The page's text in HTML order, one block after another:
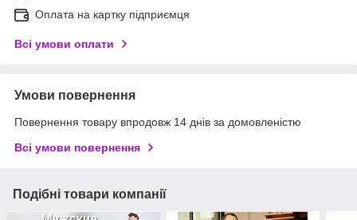
Оплата на картку підприємця
Всі умови оплати
Умови повернення
Повернення товару впродовж 14 днів за домовленістю
Всі умови повернення
Подібні товари компанії